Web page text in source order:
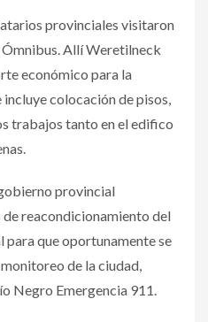
provinciales visitaron
Allí Weretilneck
económico para la
colocación de pisos,
trabajos tanto en el edifico
provincial
reacondicionamiento del
que oportunamente se
de la ciudad,
Negro Emergencia 911.